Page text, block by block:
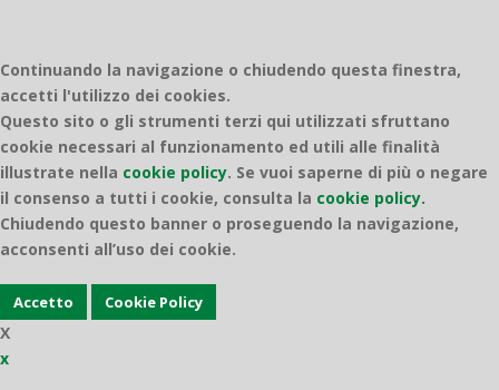
Continuando la navigazione o chiudendo questa finestra,
accetti l'utilizzo dei cookies.
Questo sito o gli strumenti terzi qui utilizzati sfruttano
cookie necessari al funzionamento ed utili alle finalità
illustrate nella cookie policy. Se vuoi saperne di più o negare
il consenso a tutti i cookie, consulta la cookie policy.
Chiudendo questo banner o proseguendo la navigazione,
acconsenti all’uso dei cookie.
Accetto Cookie Policy
X
x